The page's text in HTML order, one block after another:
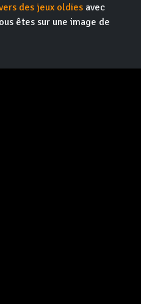
des jeux oldies avec
êtes sur une image de